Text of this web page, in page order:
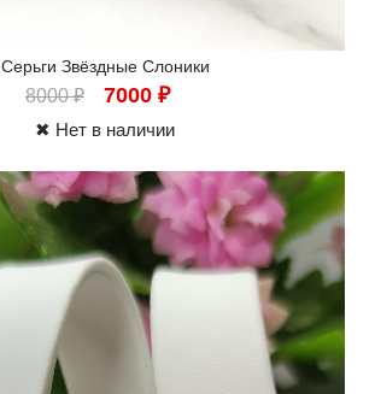
Серьги Звёздные Слоники
8000₽ 7000 ₽
✖ Нет в наличии